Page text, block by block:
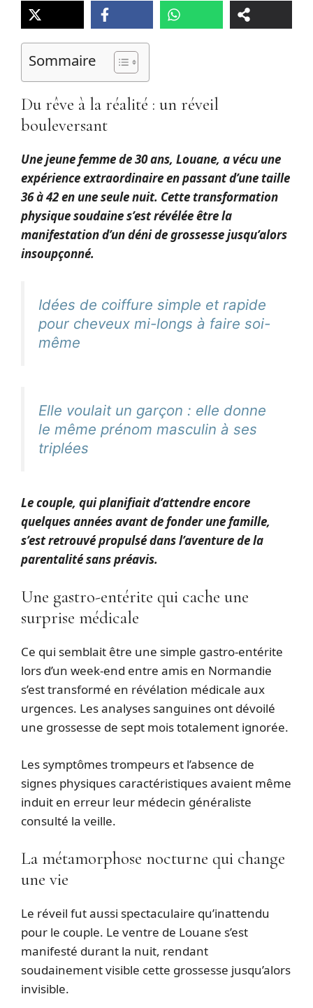
Sommaire
Du rêve à la réalité : un réveil
bouleversant
Une jeune femme de 30 ans, Louane, a vécu une
expérience extraordinaire en passant d’une taille
36 à 42 en une seule nuit. Cette transformation
physique soudaine s’est révélée être la
manifestation d’un déni de grossesse jusqu’alors
insoupçonné.
Idées de coiffure simple et rapide
pour cheveux mi-longs à faire soi-
même
Elle voulait un garçon : elle donne
le même prénom masculin à ses
triplées
Le couple, qui planifiait d’attendre encore
quelques années avant de fonder une famille,
s’est retrouvé propulsé dans l’aventure de la
parentalité sans préavis.
Une gastro-entérite qui cache une
surprise médicale
Ce qui semblait être une simple gastro-entérite
lors d’un week-end entre amis en Normandie
s’est transformé en révélation médicale aux
urgences. Les analyses sanguines ont dévoilé
une grossesse de sept mois totalement ignorée.
Les symptômes trompeurs et l’absence de
signes physiques caractéristiques avaient même
induit en erreur leur médecin généraliste
consulté la veille.
La métamorphose nocturne qui change
une vie
Le réveil fut aussi spectaculaire qu’inattendu
pour le couple. Le ventre de Louane s’est
manifesté durant la nuit, rendant
soudainement visible cette grossesse jusqu’alors
invisible.